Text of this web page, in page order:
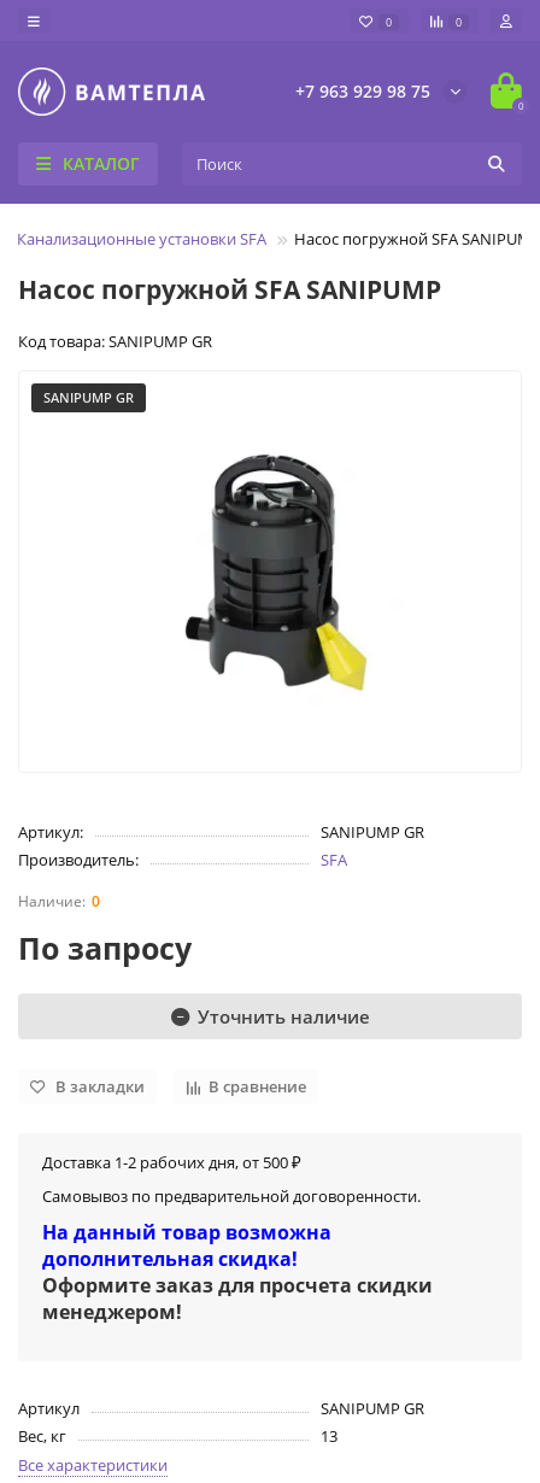
0 0
+7 963 929 98 75
0
КАТАЛОГ
Канализационные установки SFA Насос погружной SFA SANIPUMP
Насос погружной SFA SANIPUMP
Код товара: SANIPUMP GR
SANIPUMP GR
Артикул:
SANIPUMP GR
Производитель:
SFA
0
По запросу
Уточнить наличие
В закладки В сравнение
Доставка 1-2 рабочих дня, от 500 ₽
Самовывоз по предварительной договоренности.
На данный товар возможна
дополнительная скидка!
Оформите заказ для просчета скидки
менеджером!
Артикул
SANIPUMP GR
Вес, кг
13
Все характеристики